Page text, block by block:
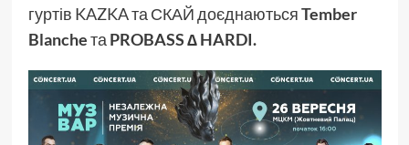
гуртів KAZKA та СКАЙ доєднаютьсяTember
Blancheта PROBASS ∆ HARDI.